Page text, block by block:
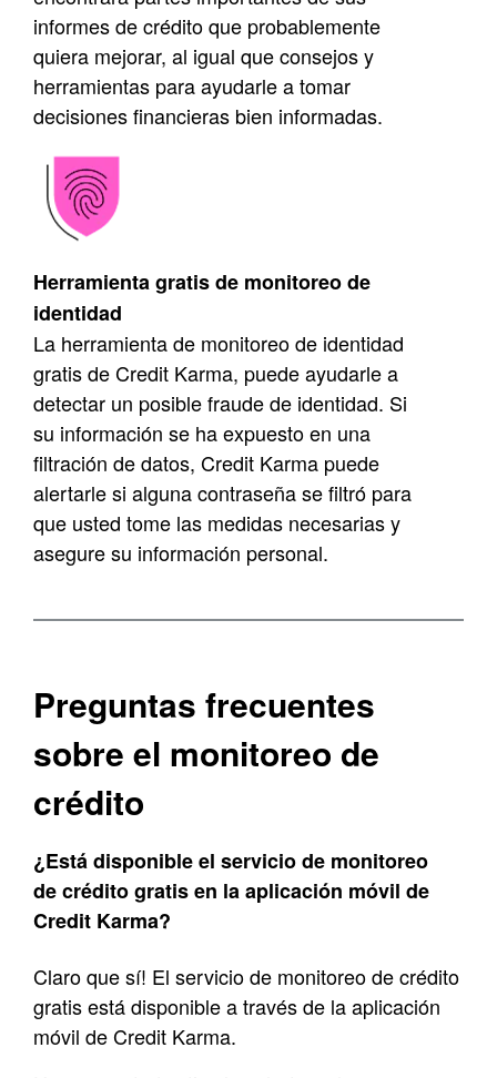
informes de crédito que probablemente
quiera mejorar, al igual que consejos y
herramientas para ayudarle a tomar
decisiones financieras bien informadas.
Herramienta gratis de monitoreo de
identidad
La herramienta de monitoreo de identidad
gratis de Credit Karma, puede ayudarle a
detectar un posible fraude de identidad. Si
su información se ha expuesto en una
filtración de datos, Credit Karma puede
alertarle si alguna contraseña se filtró para
que usted tome las medidas necesarias y
asegure su información personal.
Preguntas frecuentes
sobre el monitoreo de
crédito
¿Está disponible el servicio de monitoreo
de crédito gratis en la aplicación móvil de
Credit Karma?
Claro que sí! El servicio de monitoreo de crédito
gratis está disponible a través de la aplicación
móvil de Credit Karma.